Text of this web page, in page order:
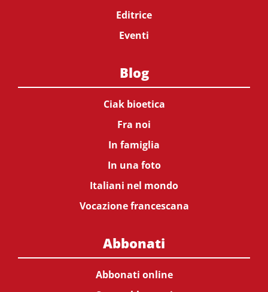
Editrice
Eventi
Blog
Ciak bioetica
Fra noi
In famiglia
In una foto
Italiani nel mondo
Vocazione francescana
Abbonati
Abbonati online